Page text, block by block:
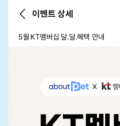
이벤트 상세
5월 KT멤버십 달.달.혜택 안내